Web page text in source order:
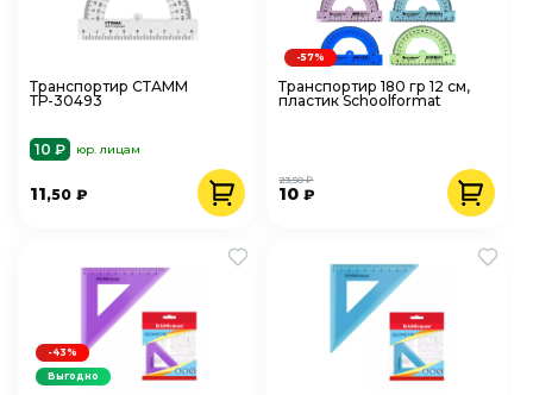
Транспортир СТАММ
ТР-30493
10 ₽ юр. лицам
11,50 ₽
Транспортир 180 гр 12 см,
пластик Schoolformat
10₽
23,50 ₽
-57%
-43%
Выгодно